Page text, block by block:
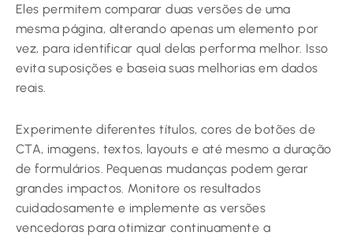
Eles permitem comparar duas versões de uma
mesma página, alterando apenas um elemento por
vez, para identificar qual delas performa melhor. Isso
evita suposições e baseia suas melhorias em dados
reais.
Experimente diferentes títulos, cores de botões de
CTA, imagens, textos, layouts e até mesmo a duração
de formulários. Pequenas mudanças podem gerar
grandes impactos. Monitore os resultados
cuidadosamente e implemente as versões
vencedoras para otimizar continuamente a